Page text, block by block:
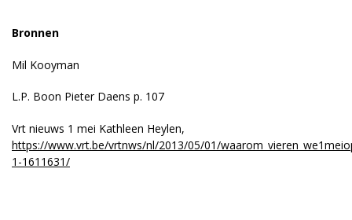
Bronnen
Mil Kooyman
L.P. Boon Pieter Daens p. 107
Vrt nieuws 1 mei Kathleen Heylen,
https://www.vrt.be/vrtnws/nl/2013/05/01/
1-1611631/